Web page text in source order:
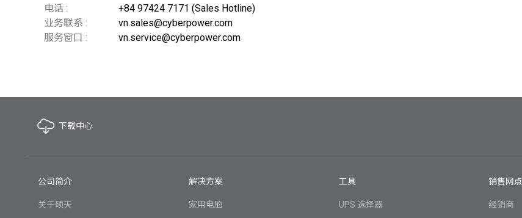
电话 :
+84 97424 7171 (Sales Hotline)
业务联系 :
vn.sales@cyberpower.com
服务窗口 :
vn.service@cyberpower.com
下载中心
公司简介
关于硕天
解决方案
家用电脑
工具
UPS 选择器
销售网点
经销商